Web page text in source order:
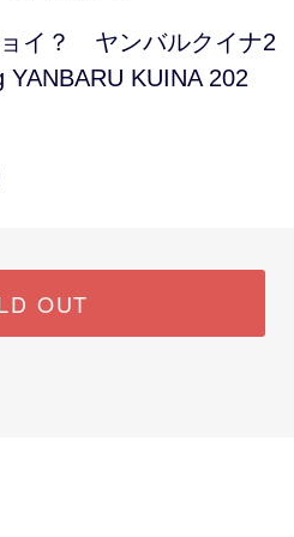
イ？ ヤンバルクイナ2
KUINA 202
OUT